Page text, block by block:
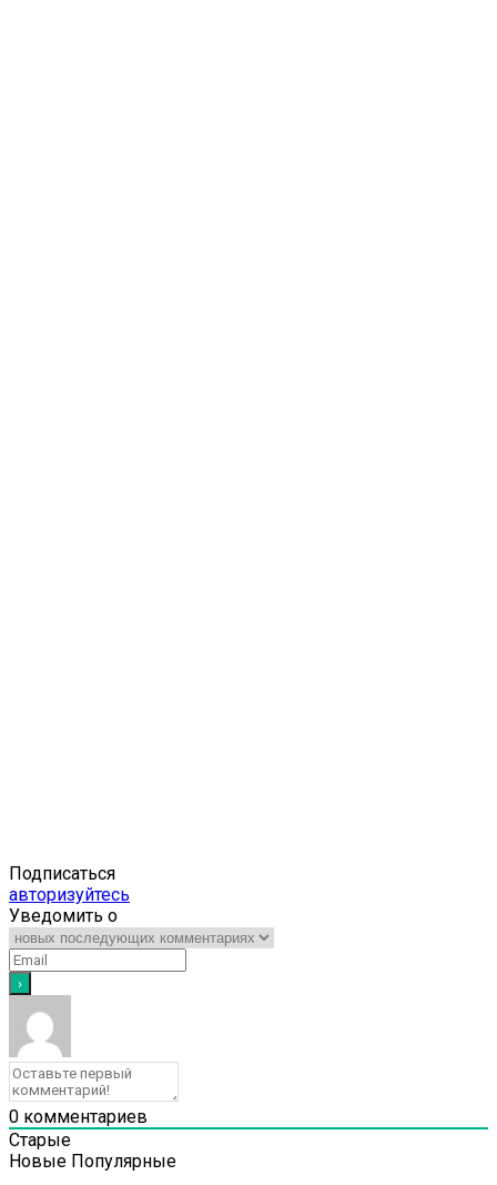
Подписаться
авторизуйтесь
Уведомить о
0 комментариев
Старые
Новые Популярные